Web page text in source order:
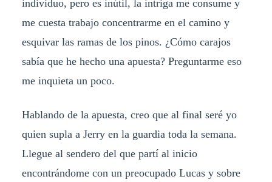
individuo, pero es inútil, la intriga me consume y
me cuesta trabajo concentrarme en el camino y
esquivar las ramas de los pinos. ¿Cómo carajos
sabía que he hecho una apuesta? Preguntarme eso
me inquieta un poco.
Hablando de la apuesta, creo que al final seré yo
quien supla a Jerry en la guardia toda la semana.
Llegue al sendero del que partí al inicio
encontrándome con un preocupado Lucas y sobre